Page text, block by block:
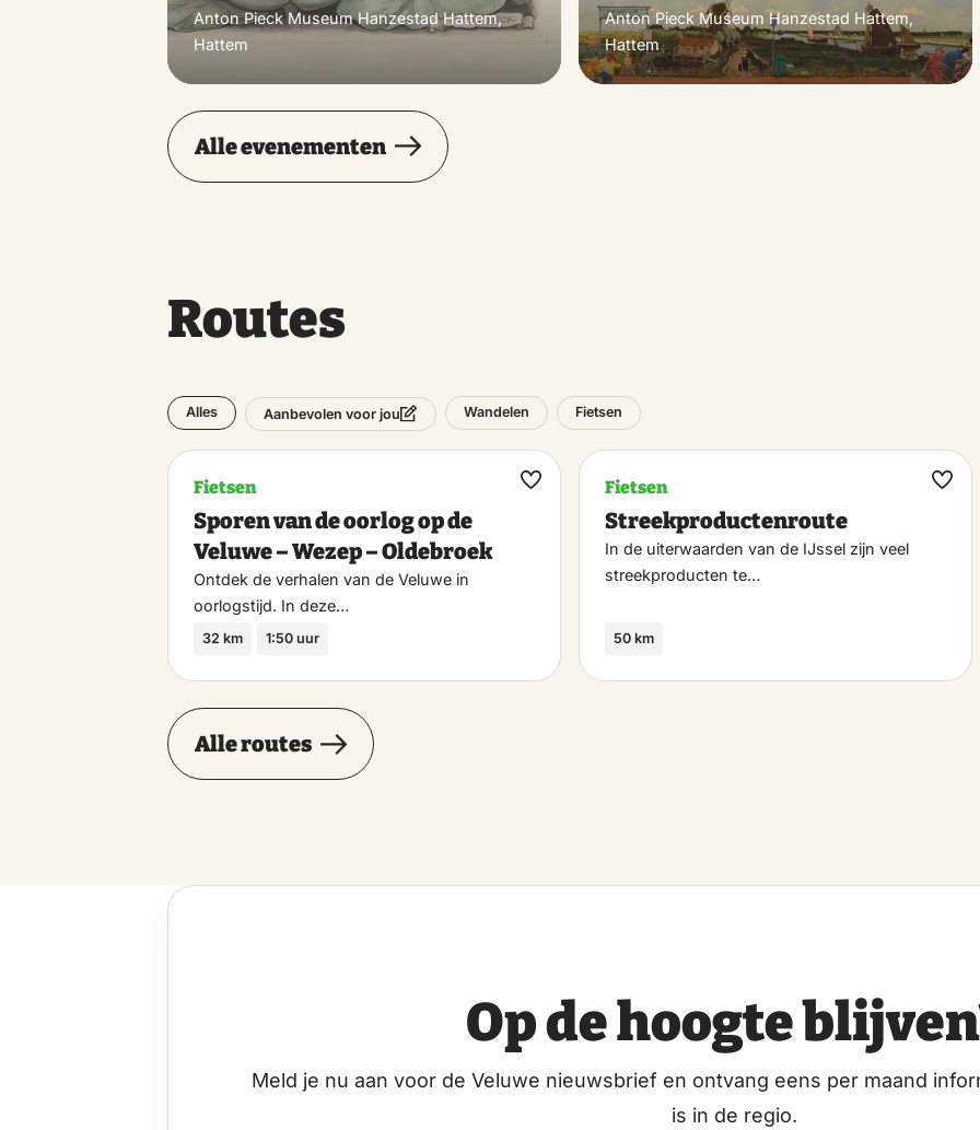
Anton Pieck Museum Hanzestad Hattem,
Hattem
Anton Pieck Museum Hanzestad Hattem,
Hattem
Alle evenementen
Routes
Alles Aanbevolen voor jou Wandelen Fietsen
Fietsen
Sporen van de oorlog op de
Veluwe – Wezep – Oldebroek
Ontdek de verhalen van de Veluwe in
oorlogstijd. In deze…
32 km 1:50 uur
Maak
Fietsen
Streekproductenroute
In de uiterwaarden van de IJssel zijn veel
streekproducten te…
50 km
Maak
Alle routes
Op de hoogte
Meld je nu aan voor de Veluwe nieuwsbrief en ontvang eens per maand
is in de regio.